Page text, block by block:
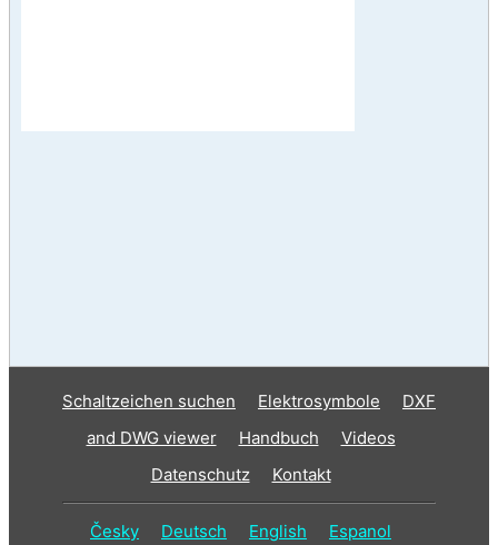
Schaltzeichen suchen Elektrosymbole
DXF
and DWG viewer
Handbuch
Videos
Datenschutz
Kontakt
Česky Deutsch English Espanol